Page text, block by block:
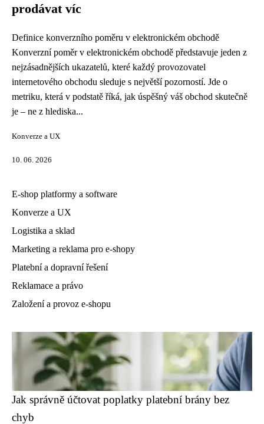
prodávat víc
Definice konverzního poměru v elektronickém obchodě
Konverzní poměr v elektronickém obchodě představuje jeden z
nejzásadnějších ukazatelů, které každý provozovatel
internetového obchodu sleduje s největší pozorností. Jde o
metriku, která v podstatě říká, jak úspěšný váš obchod skutečně
je – ne z hlediska...
Konverze a UX
10. 06. 2026
E-shop platformy a software
Konverze a UX
Logistika a sklad
Marketing a reklama pro e-shopy
Platební a dopravní řešení
Reklamace a právo
Založení a provoz e-shopu
Jak správně účtovat poplatky platební brány bez
chyb